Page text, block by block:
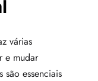
várias
e mudar
são essenciais